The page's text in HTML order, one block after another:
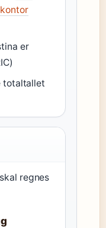
er
totaltallet
regnes